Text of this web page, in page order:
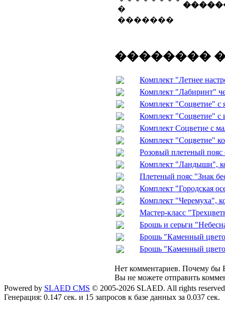
��������
Комплект "Летнее
Комплект "Лабиринт"
Комплект "Соцветие" с
Комплект "Соцветие" с
Комплект Соцветие с
Комплект "Соцветие"
Розовый плетеный
Комплект "Ландыши",
Плетеный пояс "Знак
Комплект "Городская
Комплект "Черемуха",
Мастер-класс
Брошь и серьги
Брошь "Каменный
Брошь "Каменный
Нет комментариев. Почему бы
Вы не можете отправить
Powered by SLAED CMS © 2005-2026 SLAED. All rights
Генерация: 0.147 сек. и 15 запросов к базе данных за 0.037 сек.